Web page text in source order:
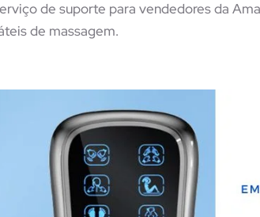
de suporte para vendedores da
de massagem.